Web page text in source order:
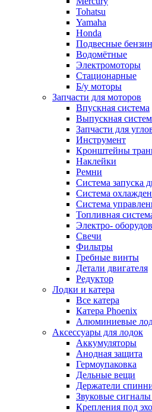
Tohatsu
Yamaha
Honda
Подвесные
Водомётные
Электромоторы
Стационарные
Б/у моторы
Запчасти для моторов
Впускная система
Выпускная
Запчасти для
Инструмент
Кронштейны
Наклейки
Ремни
Система запуска
Система
Система
Топливная
Электро-
Свечи
Фильтры
Гребные винты
Детали двигателя
Редуктор
Лодки и катера
Все катера
Катера Phoenix
Алюминиевые
Аксессуары для лодок
Аккумуляторы
Анодная защита
Гермоупаковка
Дельные вещи
Держатели
Звуковые
Крепления под